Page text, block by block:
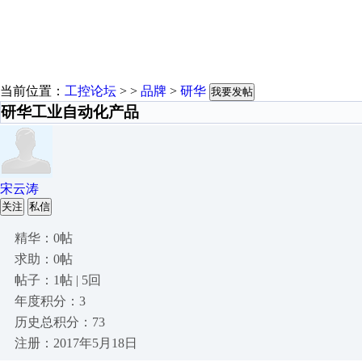
当前位置： 工控论坛 > > 品牌 > 研华 我要发帖
研华工业自动化产品
宋云涛
关注 私信
精华：0帖
求助：0帖
帖子：1帖 | 5回
年度积分：3
历史总积分：73
注册：2017年5月18日